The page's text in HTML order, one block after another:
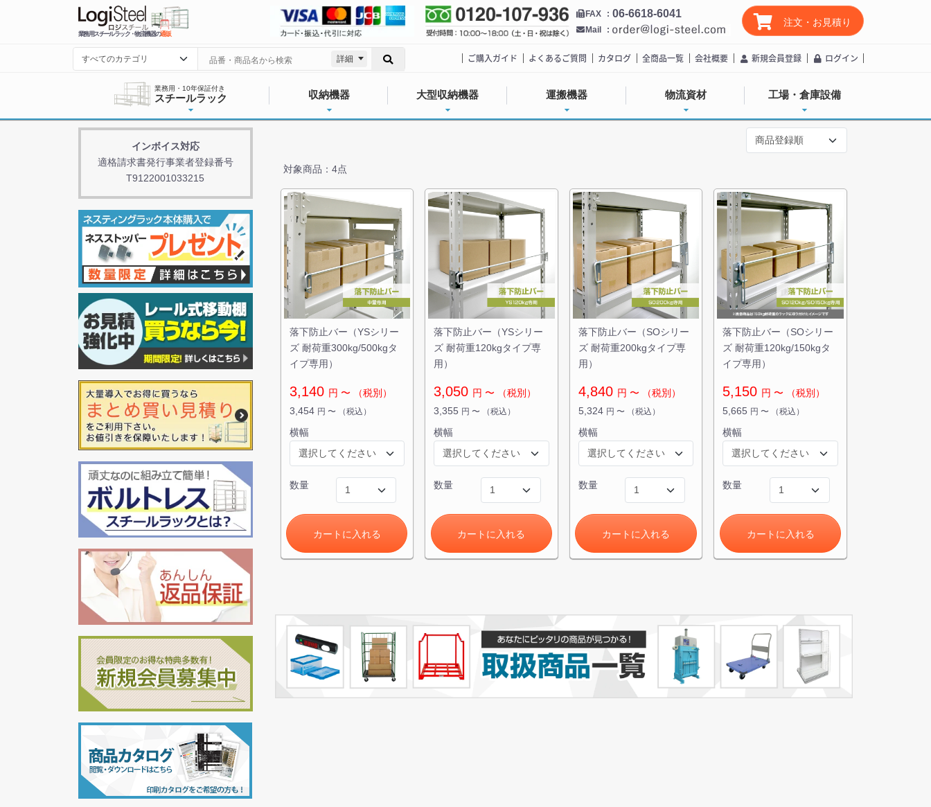
業務用スチールラック・物流機器の通販
詳細
FAX 06-6618-6041
Mail
注文・お見積り
ご購入ガイド よくあるご質問 カタログ 全商品一覧 会社概要 新規会員登録 ログイン
業務用・10年保証付き
スチールラック 収納機器 大型収納機器 運搬機器 物流資材 工場・倉庫設備
インボイス対応
適格請求書発行事業者登録番号
T9122001033215
対象商品：4点
落下防止バー（YSシリー
ズ 耐荷重300kg/500kgタ
イプ専用）
3,140 円 〜
（税別）
3,454 円 〜 （税込）
横幅
数量
カートに入れる
落下防止バー（YSシリー
ズ 耐荷重120kgタイプ専
用）
3,050 円 〜
（税別）
3,355 円〜 （税込）
横幅
数量
カートに入れる
落下防止バー（SOシリー
ズ 耐荷重200kgタイプ専
用）
4,840 円 〜
（税別）
5,324 円 〜 （税込）
横幅
数量
カートに入れる
落下防止バー（SOシリー
ズ 耐荷重120kg/150kgタ
イプ専用）
5,150 円 〜
（税別）
5,665 円〜 （税込）
横幅
数量
カートに入れる